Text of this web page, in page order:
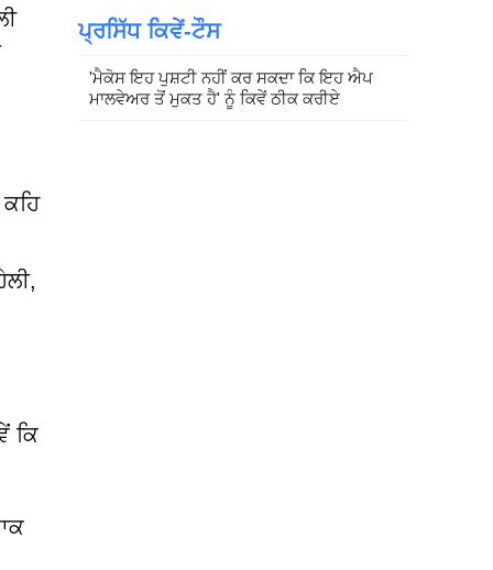
ਕਿ
ਪ੍ਰਸਿੱਧ ਕਿਵੇਂ-ਟੌਸ
'ਮੈਕੋਸ ਇਹ ਪੁਸ਼ਟੀ ਨਹੀਂ ਕਰ ਸਕਦਾ ਕਿ ਇਹ ਐਪ
ਮਾਲਵੇਅਰ ਤੋਂ ਮੁਕਤ ਹੈ' ਨੂੰ ਕਿਵੇਂ ਠੀਕ ਕਰੀਏ